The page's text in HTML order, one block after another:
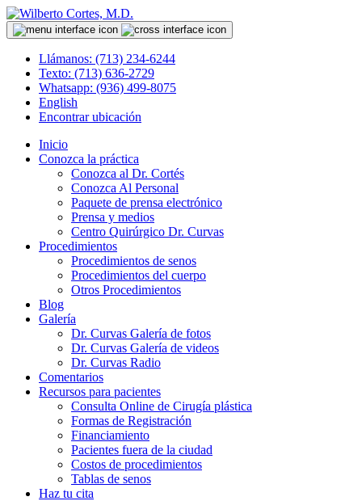
Llámanos: (713) 234-6244
Texto: (713) 636-2729
Whatsapp: (936) 499-8075
English
Encontrar ubicación
Inicio
Conozca la práctica
Conozca al Dr. Cortés
Conozca Al Personal
Paquete de prensa electrónico
Prensa y medios
Centro Quirúrgico Dr. Curvas
Procedimientos
Procedimientos de senos
Procedimientos del cuerpo
Otros Procedimientos
Blog
Galería
Dr. Curvas Galería de fotos
Dr. Curvas Galería de videos
Dr. Curvas Radio
Comentarios
Recursos para pacientes
Consulta Online de Cirugía plástica
Formas de Registración
Financiamiento
Pacientes fuera de la ciudad
Costos de procedimientos
Tablas de senos
Haz tu cita